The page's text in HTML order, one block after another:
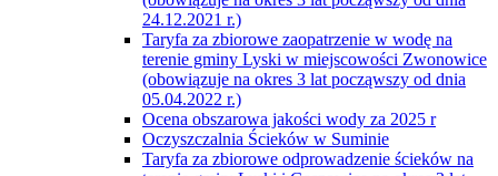
24.12.2021 r.)
Taryfa za zbiorowe zaopatrzenie w wodę na
terenie gminy Lyski w miejscowości Zwonowice
(obowiązuje na okres 3 lat począwszy od dnia
05.04.2022 r.)
Ocena obszarowa jakości wody za 2025 r
Oczyszczalnia Ścieków w Suminie
Taryfa za zbiorowe odprowadzenie ścieków na